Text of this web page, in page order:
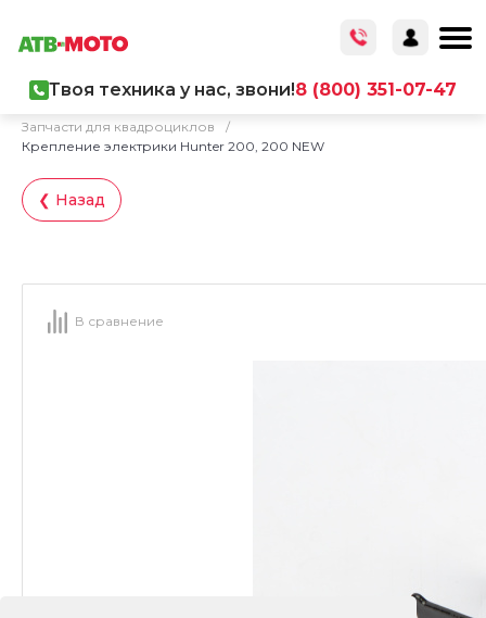
Твоя техника у нас, звони!8 (800) 351-07-47
Запчасти для квадроциклов
/
Крепление электрики Hunter 200, 200 NEW
❮ Назад
В сравнение